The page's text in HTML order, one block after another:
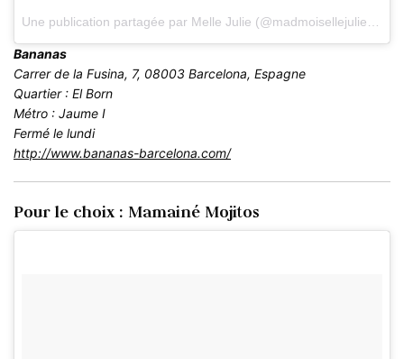
Une publication partagée par Melle Julie (@madmoisellejulie)le
Bananas
Carrer de la Fusina, 7, 08003 Barcelona, Espagne
Quartier : El Born
Métro : Jaume I
Fermé le lundi
http://www.bananas-barcelona.com/
Pour le choix : Mamainé Mojitos